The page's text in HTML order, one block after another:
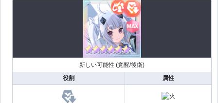
新しい可能性 (覚醒/後衛)
役割
属性